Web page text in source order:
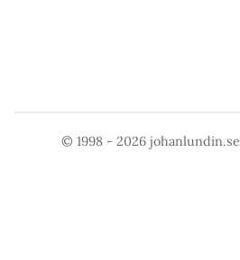
© 1998 - 2026johanlundin.se